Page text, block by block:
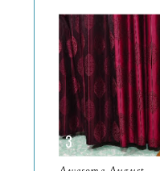
January 14
2024130
December 19
November 12
October